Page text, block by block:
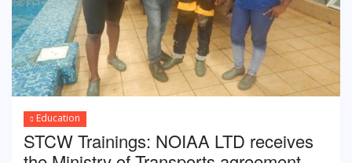
Education
STCW Trainings: NOIAA LTD receives